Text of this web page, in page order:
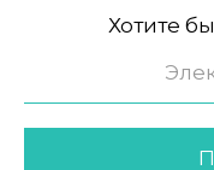
Хотите